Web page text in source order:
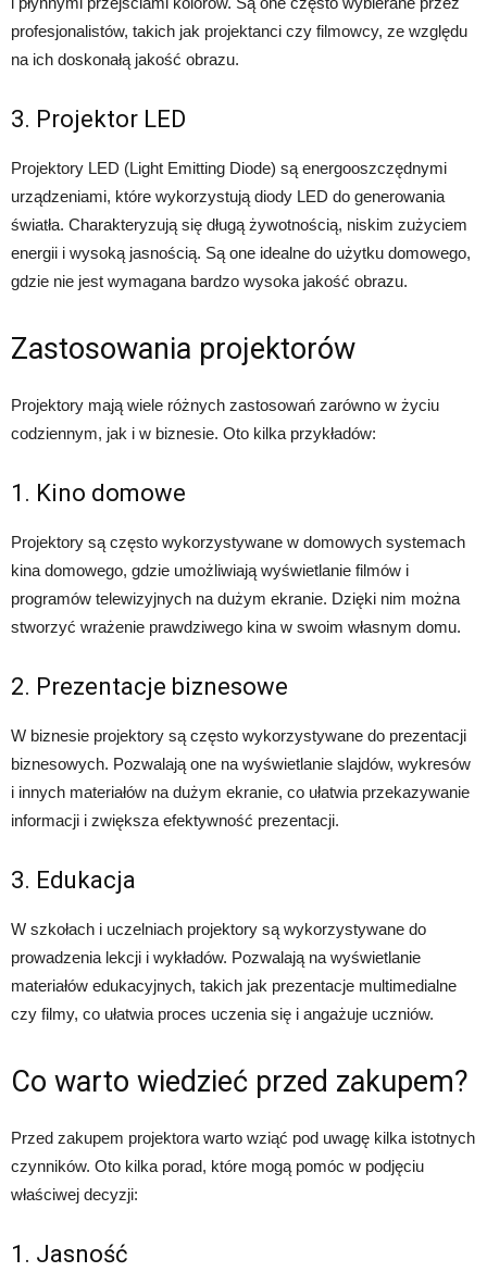
profesjonalistów, takich jak projektanci czy filmowcy, ze względu
na ich doskonałą jakość obrazu.
3. Projektor LED
Projektory LED (Light Emitting Diode) są energooszczędnymi
urządzeniami, które wykorzystują diody LED do generowania
światła. Charakteryzują się długą żywotnością, niskim zużyciem
energii i wysoką jasnością. Są one idealne do użytku domowego,
gdzie nie jest wymagana bardzo wysoka jakość obrazu.
Zastosowania projektorów
Projektory mają wiele różnych zastosowań zarówno w życiu
codziennym, jak i w biznesie. Oto kilka przykładów:
1. Kino domowe
Projektory są często wykorzystywane w domowych systemach
kina domowego, gdzie umożliwiają wyświetlanie filmów i
programów telewizyjnych na dużym ekranie. Dzięki nim można
stworzyć wrażenie prawdziwego kina w swoim własnym domu.
2. Prezentacje biznesowe
W biznesie projektory są często wykorzystywane do prezentacji
biznesowych. Pozwalają one na wyświetlanie slajdów, wykresów
i innych materiałów na dużym ekranie, co ułatwia przekazywanie
informacji i zwiększa efektywność prezentacji.
3. Edukacja
W szkołach i uczelniach projektory są wykorzystywane do
prowadzenia lekcji i wykładów. Pozwalają na wyświetlanie
materiałów edukacyjnych, takich jak prezentacje multimedialne
czy filmy, co ułatwia proces uczenia się i angażuje uczniów.
Co warto wiedzieć przed zakupem?
Przed zakupem projektora warto wziąć pod uwagę kilka istotnych
czynników. Oto kilka porad, które mogą pomóc w podjęciu
właściwej decyzji:
1. Jasność